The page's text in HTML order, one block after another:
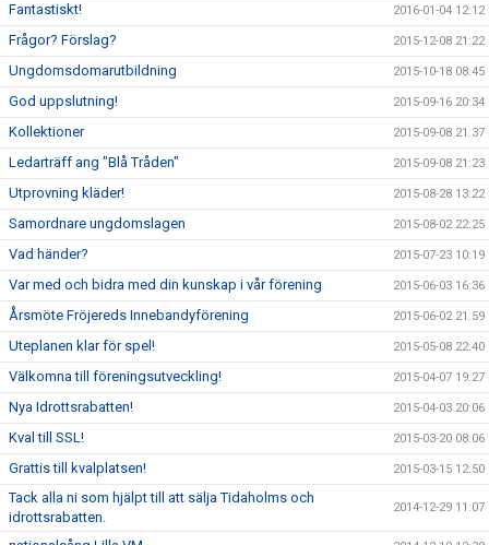
Fantastiskt! 2016-01-04 12:12
Frågor? Förslag? 2015-12-08 21:22
Ungdomsdomarutbildning 2015-10-18 08:45
God uppslutning! 2015-09-16 20:34
Kollektioner 2015-09-08 21:37
Ledarträff ang "Blå Tråden" 2015-09-08 21:23
Utprovning kläder! 2015-08-28 13:22
Samordnare ungdomslagen 2015-08-02 22:25
Vad händer? 2015-07-23 10:19
Var med och bidra med din kunskap i vår förening 2015-06-03 16:36
Årsmöte Fröjereds Innebandyförening 2015-06-02 21:59
Uteplanen klar för spel! 2015-05-08 22:40
Välkomna till föreningsutveckling! 2015-04-07 19:27
Nya Idrottsrabatten! 2015-04-03 20:06
Kval till SSL! 2015-03-20 08:06
Grattis till kvalplatsen! 2015-03-15 12:50
Tack alla ni som hjälpt till att sälja Tidaholms och
idrottsrabatten.
2014-12-29 11:07